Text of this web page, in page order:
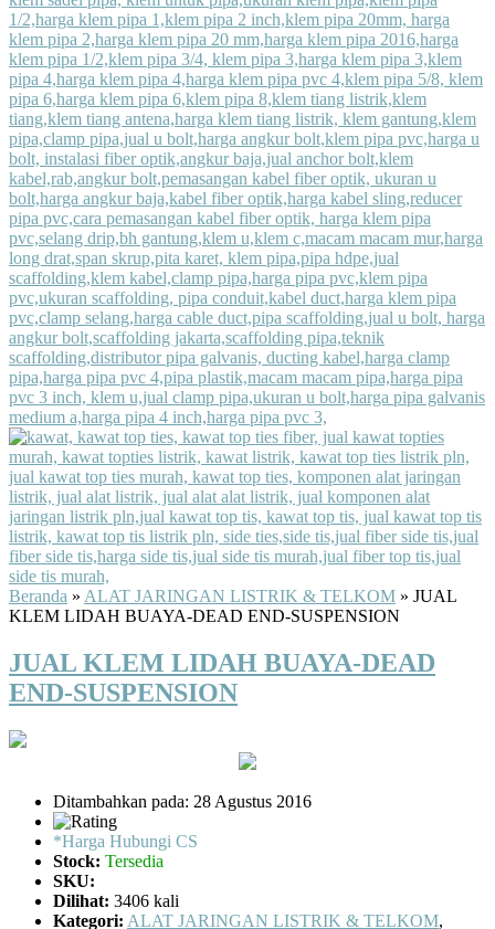
Beranda » ALAT JARINGAN LISTRIK & TELKOM » JUAL
KLEM LIDAH BUAYA-DEAD END-SUSPENSION
JUAL KLEM LIDAH BUAYA-DEAD
END-SUSPENSION
Ditambahkan pada: 28 Agustus 2016
*Harga Hubungi CS
Stock: Tersedia
SKU:
Dilihat: 3406 kali
Kategori: ALAT JARINGAN LISTRIK & TELKOM,